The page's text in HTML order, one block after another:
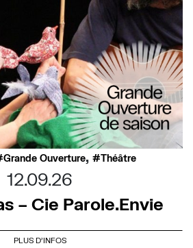
Grande Ouverture, Théâtre
12.09.26
– Cie Parole.Envie
PLUS D'INFOS